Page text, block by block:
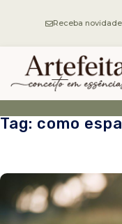
Receba
Tag: como